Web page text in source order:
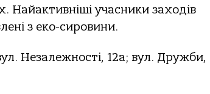
Найактивніші учасники заходів
з еко-сировини.
Незалежності, 12а; вул. Дружби,